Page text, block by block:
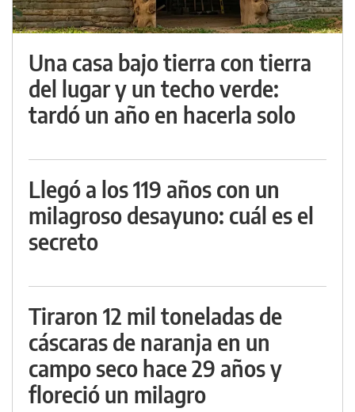
Una casa bajo tierra con tierra
del lugar y un techo verde:
tardó un año en hacerla solo
Llegó a los 119 años con un
milagroso desayuno: cuál es el
secreto
Tiraron 12 mil toneladas de
cáscaras de naranja en un
campo seco hace 29 años y
floreció un milagro